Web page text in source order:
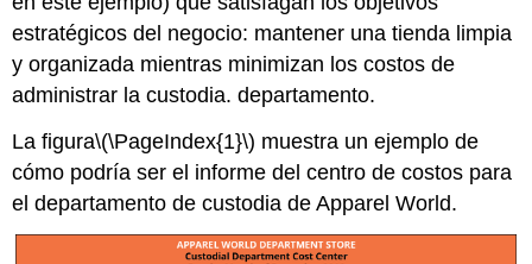
estratégicos del negocio: mantener una tienda limpia
y organizada mientras minimizan los costos de
administrar la custodia. departamento.
La figura\(\PageIndex{1}\) muestra un ejemplo de
cómo podría ser el informe del centro de costos para
el departamento de custodia de Apparel World.